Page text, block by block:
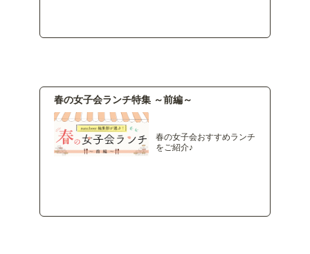
春の女子会ランチ特集 ～前編～
春の女子会おすすめランチ
をご紹介♪